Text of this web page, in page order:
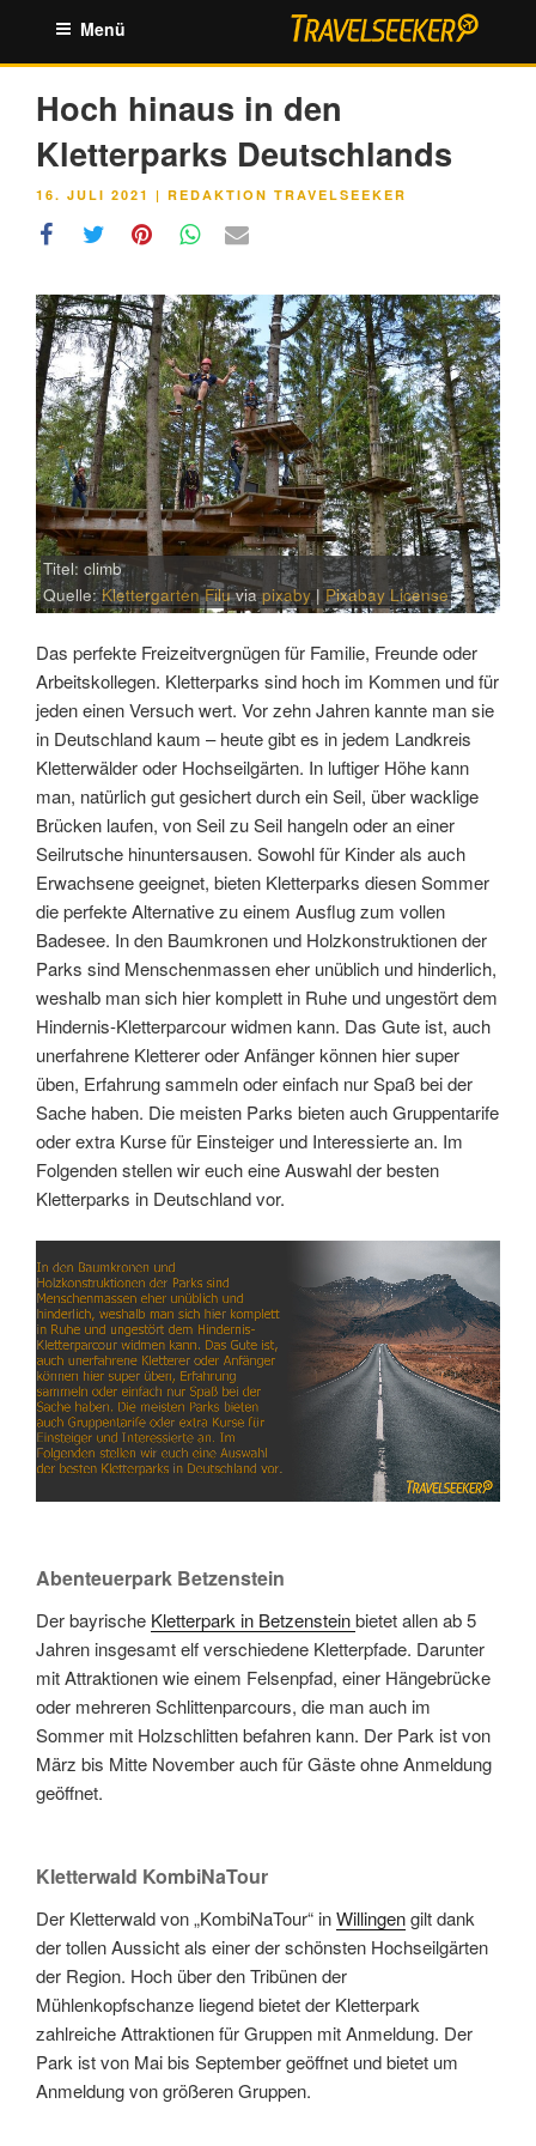
springen
Menü
Hoch hinaus in den
Kletterparks Deutschlands
VERÖFFENTLICHT
16. JULI 2021 | REDAKTION TRAVELSEEKER
Titel: climb
Quelle:Klettergarten Filuviapixaby|Pixabay License
Das perfekte Freizeitvergnügen für Familie, Freunde oder
Arbeitskollegen. Kletterparks sind hoch im Kommen und für
jeden einen Versuch wert. Vor zehn Jahren kannte man sie
in Deutschland kaum – heute gibt es in jedem Landkreis
Kletterwälder oder Hochseilgärten. In luftiger Höhe kann
man, natürlich gut gesichert durch ein Seil, über wacklige
Brücken laufen, von Seil zu Seil hangeln oder an einer
Seilrutsche hinuntersausen. Sowohl für Kinder als auch
Erwachsene geeignet, bieten Kletterparks diesen Sommer
die perfekte Alternative zu einem Ausflug zum vollen
Badesee. In den Baumkronen und Holzkonstruktionen der
Parks sind Menschenmassen eher unüblich und hinderlich,
weshalb man sich hier komplett in Ruhe und ungestört dem
Hindernis-Kletterparcour widmen kann. Das Gute ist, auch
unerfahrene Kletterer oder Anfänger können hier super
üben, Erfahrung sammeln oder einfach nur Spaß bei der
Sache haben. Die meisten Parks bieten auch Gruppentarife
oder extra Kurse für Einsteiger und Interessierte an. Im
Folgenden stellen wir euch eine Auswahl der besten
Kletterparks in Deutschland vor.
Link
Abenteuerpark Betzenstein
Der bayrische Kletterpark in Betzensteinbietet allen ab 5
Jahren insgesamt elf verschiedene Kletterpfade. Darunter
mit Attraktionen wie einem Felsenpfad, einer Hängebrücke
oder mehreren Schlittenparcours, die man auch im
Sommer mit Holzschlitten befahren kann. Der Park ist von
März bis Mitte November auch für Gäste ohne Anmeldung
geöffnet.
Kletterwald KombiNaTour
Der Kletterwald von „KombiNaTour“ inWillingengilt dank
der tollen Aussicht als einer der schönsten Hochseilgärten
der Region. Hoch über den Tribünen der
Mühlenkopfschanze liegend bietet der Kletterpark
zahlreiche Attraktionen für Gruppen mit Anmeldung. Der
Park ist von Mai bis September geöffnet und bietet um
Anmeldung von größeren Gruppen.